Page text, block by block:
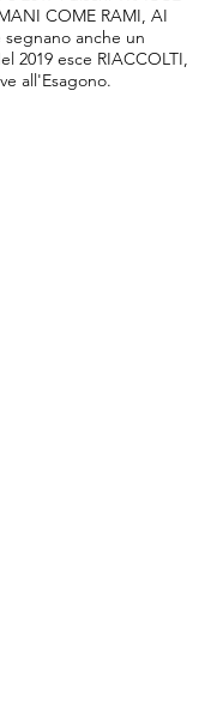
COME RAMI, AI
segnano anche un
2019 esce RIACCOLTI,
all'Esagono.